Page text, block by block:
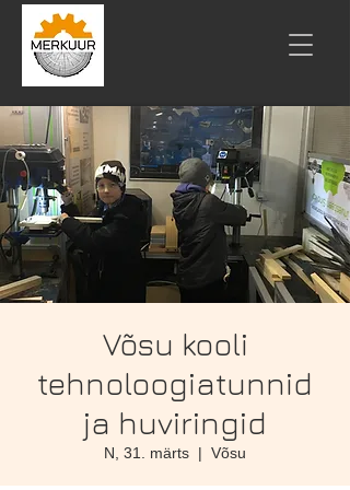
Võsu kooli
tehnoloogiatunnid
ja huviringid
N, 31. märts
  |
Võsu